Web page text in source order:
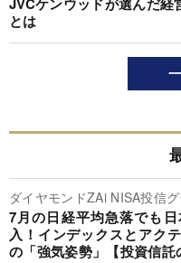
とは
ダイヤモンドZAi NISA投信
7月の日経平均急落でも
入！インデックスとアク
の「強気姿勢」【投資信託